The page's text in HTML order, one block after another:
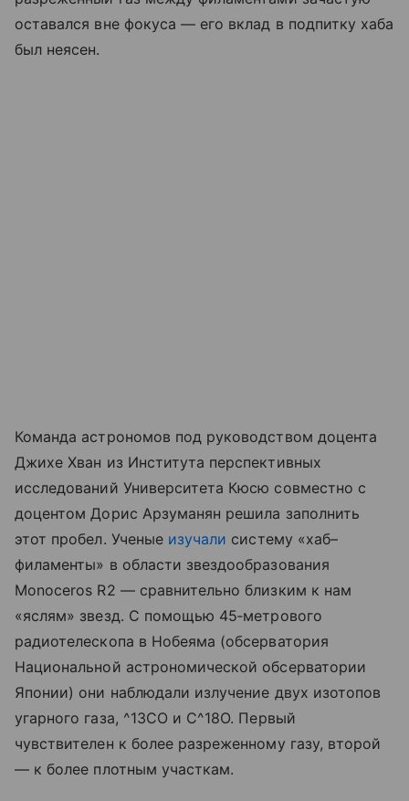
оставался вне фокуса — его вклад в подпитку хаба
был неясен.
Команда астрономов под руководством доцента
Джихе Хван из Института перспективных
исследований Университета Кюсю совместно с
доцентом Дорис Арзуманян решила заполнить
этот пробел. Ученые изучали систему «хаб–
филаменты» в области звездообразования
Monoceros R2 — сравнительно близким к нам
«яслям» звезд. С помощью 45‑метрового
радиотелескопа в Нобеяма (обсерватория
Национальной астрономической обсерватории
Японии) они наблюдали излучение двух изотопов
угарного газа, ^13CO и C^18O. Первый
чувствителен к более разреженному газу, второй
— к более плотным участкам.